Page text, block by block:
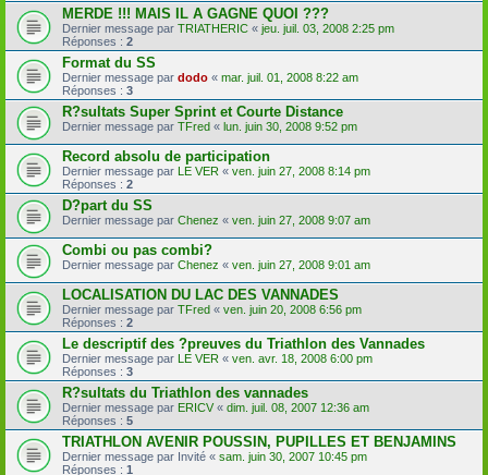
MERDE !!! MAIS IL A GAGNE QUOI ???
Dernier message par TRIATHERIC « jeu. juil. 03, 2008 2:25 pm
Réponses : 2
Format du SS
Dernier message par dodo « mar. juil. 01, 2008 8:22 am
Réponses : 3
R?sultats Super Sprint et Courte Distance
Dernier message par TFred « lun. juin 30, 2008 9:52 pm
Record absolu de participation
Dernier message par LE VER « ven. juin 27, 2008 8:14 pm
Réponses : 2
D?part du SS
Dernier message par Chenez « ven. juin 27, 2008 9:07 am
Combi ou pas combi?
Dernier message par Chenez « ven. juin 27, 2008 9:01 am
LOCALISATION DU LAC DES VANNADES
Dernier message par TFred « ven. juin 20, 2008 6:56 pm
Réponses : 2
Le descriptif des ?preuves du Triathlon des Vannades
Dernier message par LE VER « ven. avr. 18, 2008 6:00 pm
Réponses : 3
R?sultats du Triathlon des vannades
Dernier message par ERICV « dim. juil. 08, 2007 12:36 am
Réponses : 5
TRIATHLON AVENIR POUSSIN, PUPILLES ET BENJAMINS
Dernier message par Invité « sam. juin 30, 2007 10:45 pm
Réponses : 1